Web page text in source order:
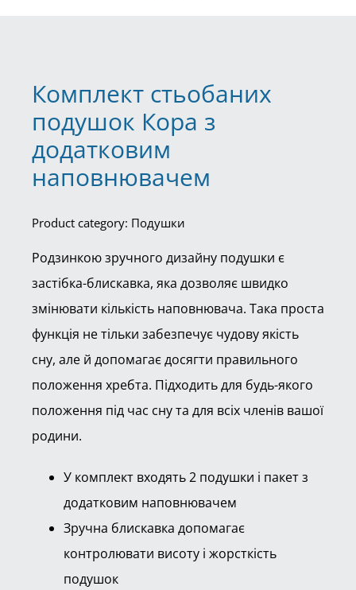
Комплект стьобаних
подушок Кора з
додатковим
наповнювачем
Product category: Подушки
Родзинкою зручного дизайну подушки є
застібка-блискавка, яка дозволяє швидко
змінювати кількість наповнювача. Така проста
функція не тільки забезпечує чудову якість
сну, але й допомагає досягти правильного
положення хребта. Підходить для будь-якого
положення під час сну та для всіх членів вашої
родини.
У комплект входять 2 подушки і пакет з
додатковим наповнювачем
Зручна блискавка допомагає
контролювати висоту і жорсткість
подушок